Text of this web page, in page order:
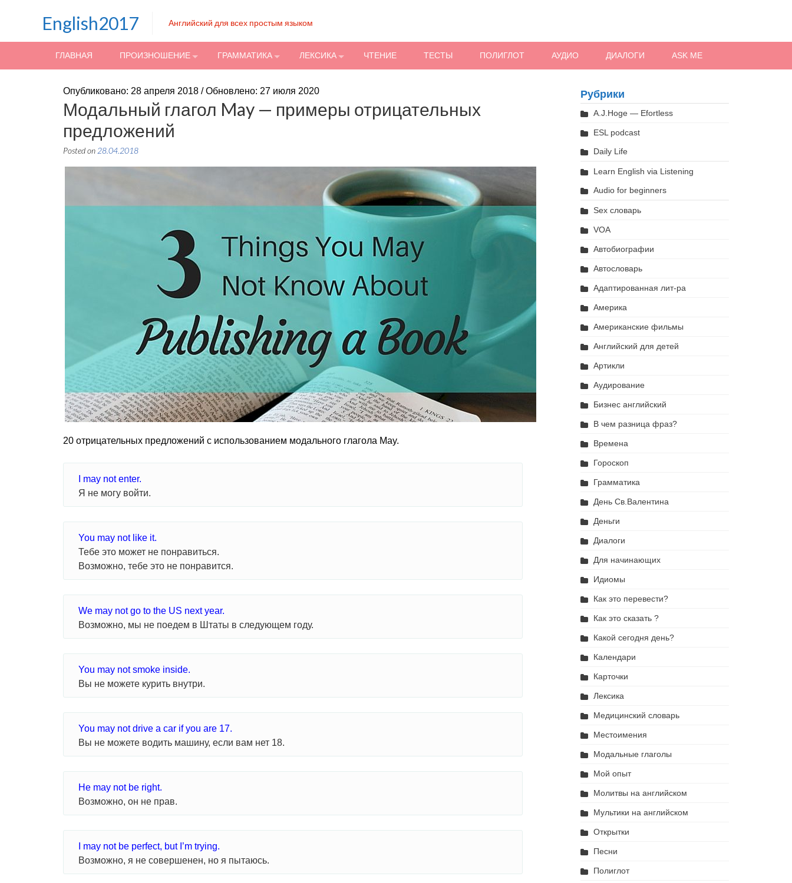
English2017 Английский для всех простым языком
ГЛАВНАЯ ПРОИЗНОШЕНИЕ ГРАММАТИКА ЛЕКСИКА ЧТЕНИЕ ТЕСТЫ ПОЛИГЛОТ АУДИО ДИАЛОГИ ASK ME
Опубликовано: 28 апреля 2018 / Обновлено: 27 июля 2020
Модальный глагол May — примеры отрицательных
предложений
Posted on 28.04.2018
20 отрицательных предложений с использованием модального глагола May.
I may not enter.
Я не могу войти.
You may not like it.
Тебе это может не понравиться.
Возможно, тебе это не понравится.
We may not go to the US next year.
Возможно, мы не поедем в Штаты в следующем году.
You may not smoke inside.
Вы не можете курить внутри.
You may not drive a car if you are 17.
Вы не можете водить машину, если вам нет 18.
He may not be right.
Возможно, он не прав.
I may not be perfect, but I’m trying.
Возможно, я не совершенен, но я пытаюсь.
Рубрики
A.J.Hoge — Efortless
ESL podcast
Daily Life
Learn English via Listening
Audio for beginners
Sex словарь
VOA
Автобиографии
Автословарь
Адаптированная лит-ра
Америка
Американские фильмы
Английский для детей
Артикли
Аудирование
Бизнес английский
В чем разница фраз?
Времена
Гороскоп
Грамматика
День Св.Валентина
Деньги
Диалоги
Для начинающих
Идиомы
Как это перевести?
Как это сказать ?
Какой сегодня день?
Календари
Карточки
Лексика
Медицинский словарь
Местоимения
Модальные глаголы
Мой опыт
Молитвы на английском
Мультики на английском
Открытки
Песни
Полиглот